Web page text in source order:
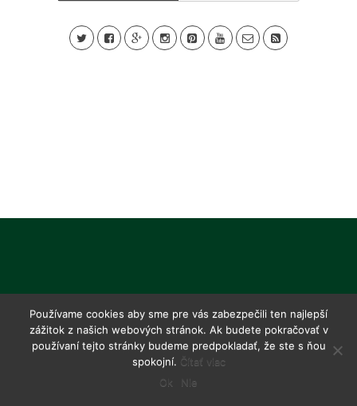
Používame cookies aby sme pre vás zabezpečili ten najlepší
zážitok z našich webových stránok. Ak budete pokračovať v
používaní tejto stránky budeme predpokladať, že ste s ňou
spokojní. Čítať viac
Ok
Nie